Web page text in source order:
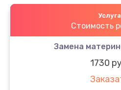
Услуга
Стоимость
Замена
1730